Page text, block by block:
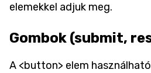
elemekkel adjuk meg.
Gombok (submit,
A <button> elem